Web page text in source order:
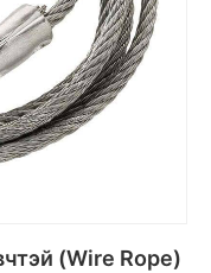
(Wire Rope)